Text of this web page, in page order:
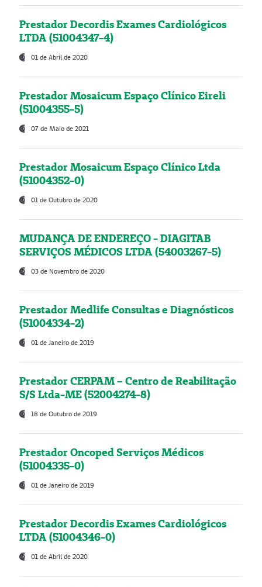
Prestador Decordis Exames Cardiológicos
LTDA (51004347-4)
01 de Abril de 2020
Prestador Mosaicum Espaço Clínico Eireli
(51004355-5)
07 de Maio de 2021
Prestador Mosaicum Espaço Clínico Ltda
(51004352-0)
01 de Outubro de 2020
MUDANÇA DE ENDEREÇO - DIAGITAB
SERVIÇOS MÉDICOS LTDA (54003267-5)
03 de Novembro de 2020
Prestador Medlife Consultas e Diagnósticos
(51004334-2)
01 de Janeiro de 2019
Prestador CERPAM – Centro de Reabilitação
S/S Ltda-ME (52004274-8)
18 de Outubro de 2019
Prestador Oncoped Serviços Médicos
(51004335-0)
01 de Janeiro de 2019
Prestador Decordis Exames Cardiológicos
LTDA (51004346-0)
01 de Abril de 2020